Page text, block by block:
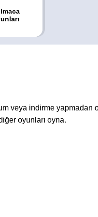
veya indirme yapmadan
oyunları oyna.